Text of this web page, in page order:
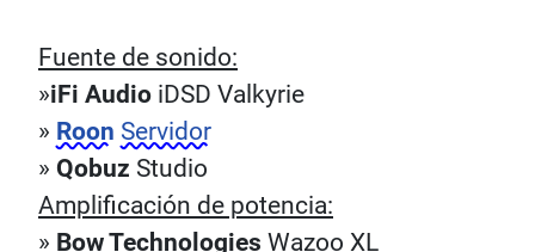
Fuente de sonido:
»iFi Audio iDSD Valkyrie
» Roon Servidor
» Qobuz Studio
Amplificación de potencia:
» Bow Technologies Wazoo XL